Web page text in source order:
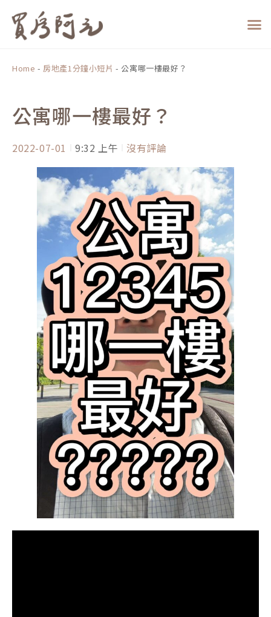
Home - 房地產1分鐘小短片 - 公寓哪一樓最好？
公寓哪一樓最好？
2022-07-01 9:32 上午 沒有評論